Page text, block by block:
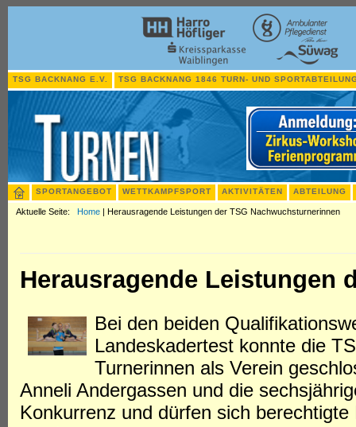
TSG BACKNANG E.V. TSG BACKNANG 1846 TURN- UND
SPORTANGEBOT WETTKAMPFSPORT AKTIVITÄTEN ABTEILUNG
Aktuelle Seite: Home | Herausragende Leistungen der TSG Nachwuchsturnerinnen
Herausragende Leistungen
Bei den beiden
Landeskadertest konnte die
Turnerinnen als Verein
Anneli Andergassen und die
Konkurrenz und dürfen sich